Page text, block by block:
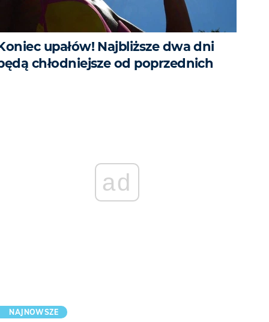
upałów! Najbliższe dwa dni
chłodniejsze od poprzednich
ad
NAJNOWSZE